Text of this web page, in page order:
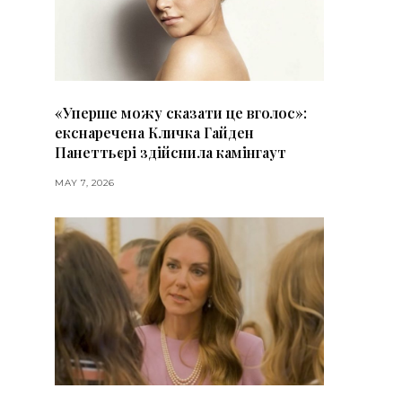
«Уперше можу сказати це вголос»:
екснаречена Кличка Гайден
Панеттьєрі здійснила камінгаут
MAY 7, 2026